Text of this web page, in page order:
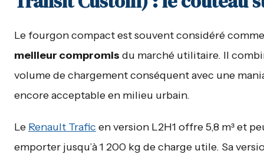
Le fourgon compact est souvent considéré
meilleur compromis du marché utilitaire. Il
volume de chargement conséquent avec une
encore acceptable en milieu urbain.
Le Renault Trafic en version L2H1 offre 5,8 m³ et
emporter jusqu’à 1 200 kg de charge utile. Sa